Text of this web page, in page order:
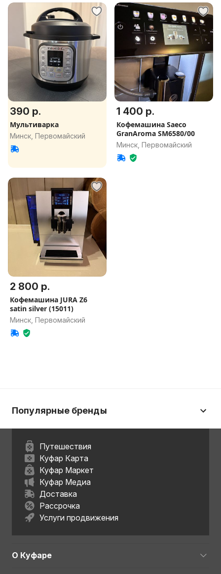
390 р.
Мультиварка
Минск, Первомайский
1 400 р.
Кофемашина Saeco
GranAroma SM6580/00
Минск, Первомайский
2 800 р.
Кофемашина JURA Z6
satin silver (15011)
Минск, Первомайский
Популярные бренды
Путешествия
Куфар Карта
Куфар Маркет
Куфар Медиа
Доставка
Рассрочка
Услуги продвижения
О Куфаре